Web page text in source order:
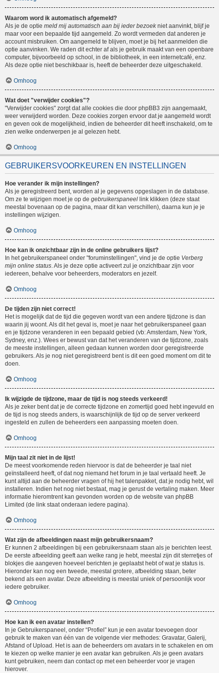
Waarom word ik automatisch afgemeld?
Als je de optie meld mij automatisch aan bij ieder bezoekniet aanvinkt, blijf je
maar voor een bepaalde tijd aangemeld. Zo wordt vermeden dat anderen je
account misbruiken. Om aangemeld te blijven, moet je bij het aanmelden die
optie aanvinken. We raden dit echter af als je gebruik maakt van een openbare
computer, bijvoorbeeld op school, in de bibliotheek, in een internetcafé, enz.
Als deze optie niet beschikbaar is, heeft de beheerder deze uitgeschakeld.
Omhoog
Wat doet "verwijder cookies"?
"Verwijder cookies" zorgt dat alle cookies die door phpBB3 zijn aangemaakt,
weer verwijderd worden. Deze cookies zorgen ervoor dat je aangemeld wordt
en geven ook de mogelijkheid, indien de beheerder dit heeft inschakeld, om te
zien welke onderwerpen je al gelezen hebt.
Omhoog
GEBRUIKERSVOORKEUREN EN INSTELLINGEN
Hoe verander ik mijn instellingen?
Als je geregistreerd bent, worden al je gegevens opgeslagen in de database.
Om ze te wijzigen moet je op de gebruikerspaneel link klikken (deze staat
meestal bovenaan op de pagina, maar dit kan verschillen), daarna kun je je
instellingen wijzigen.
Omhoog
Hoe kan ik onzichtbaar zijn in de online gebruikers lijst?
In het gebruikerspaneel onder "foruminstellingen", vind je de optie Verberg
mijn online status . Als je deze optie activeert zul je onzichtbaar zijn voor
iedereen, behalve voor beheerders, moderators en jezelf.
Omhoog
De tijden zijn niet correct!
Het is mogelijk dat de tijd die gegeven wordt van een andere tijdzone is dan
waarin jij woont. Als dit het geval is, moet je naar het gebruikerspaneel gaan
en je tijdzone veranderen in een bepaald gebied (vb: Amsterdam, New York,
Sydney, enz.). Wees er bewust van dat het veranderen van de tijdzone, zoals
de meeste instellingen, alleen gedaan kunnen worden door geregistreerde
gebruikers. Als je nog niet geregistreerd bent is dit een goed moment om dit te
doen.
Omhoog
Ik wijzigde de tijdzone, maar de tijd is nog steeds verkeerd!
Als je zeker bent dat je de correcte tijdzone en zomertijd goed hebt ingevuld en
de tijd is nog steeds anders, is waarschijnlijk de tijd op de server verkeerd
ingesteld en zullen de beheerders een aanpassing moeten doen.
Omhoog
Mijn taal zit niet in de lijst!
De meest voorkomende reden hiervoor is dat de beheerder je taal niet
geïnstalleerd heeft, of dat nog niemand het forum in je taal vertaald heeft. Je
kunt altijd aan de beheerder vragen of hij het talenpakket, dat je nodig hebt, wil
installeren. Indien het nog niet bestaat, mag je gerust de vertaling maken. Meer
informatie hieromtrent kan gevonden worden op de website van phpBB
Limited (de link staat onderaan iedere pagina).
Omhoog
Wat zijn de afbeeldingen naast mijn gebruikersnaam?
Er kunnen 2 afbeeldingen bij een gebruikersnaam staan als je berichten leest.
De eerste afbeelding geeft aan welke rang je hebt, meestal zijn dit sterretjes of
blokjes die aangeven hoeveel berichten je geplaatst hebt of wat je status is.
Hieronder kan nog een tweede, meestal grotere, afbeelding staan, beter
bekend als een avatar. Deze afbeelding is meestal uniek of persoonlijk voor
iedere gebruiker.
Omhoog
Hoe kan ik een avatar instellen?
In je Gebruikerspaneel, onder “Profiel” kun je een avatar toevoegen door
gebruik te maken van één van de volgende vier methodes: Gravatar, Galerij,
Afstand of Upload. Het is aan de beheerders om avatars in te schakelen en om
te kiezen op welke manier je een avatar kan gebruiken. Als je geen avatars
kunt gebruiken, neem dan contact op met een beheerder voor je vragen
hierover.